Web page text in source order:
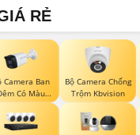
RẺ
Camera Ban
Có Màu
Kbvision
Bộ Camera Chống
Trộm Kbvision